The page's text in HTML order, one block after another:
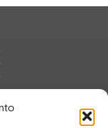
| Diseño
Estudio